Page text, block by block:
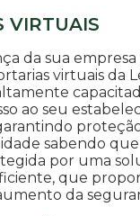
VIRTUAIS
da sua
virtuais da
ao seu
sabendo
por uma
que
da